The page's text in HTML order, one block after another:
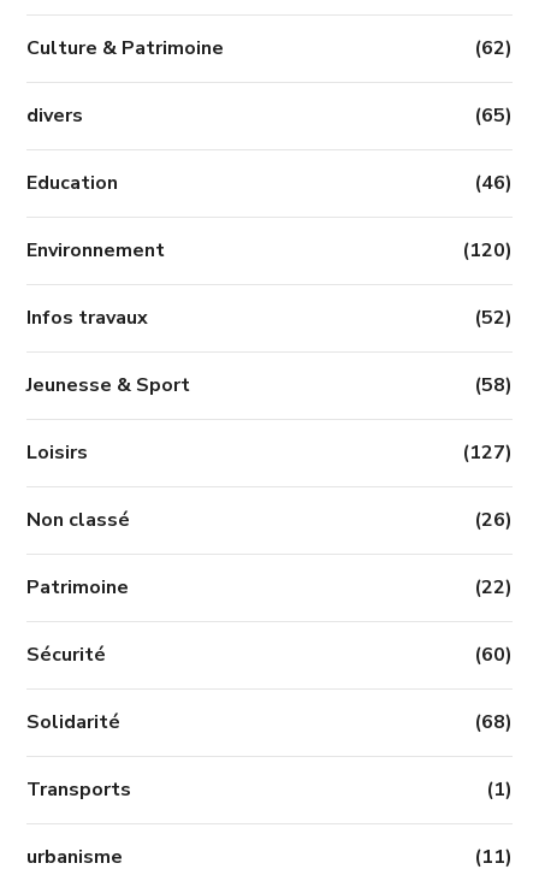
Culture & Patrimoine (62)
divers (65)
Education (46)
Environnement (120)
Infos travaux (52)
Jeunesse & Sport (58)
Loisirs (127)
Non classé (26)
Patrimoine (22)
Sécurité (60)
Solidarité (68)
Transports (1)
urbanisme (11)